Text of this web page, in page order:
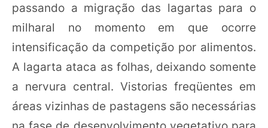
passando a migração das lagartas para o
milharal no momento em que ocorre
intensificação da competição por alimentos.
A lagarta ataca as folhas, deixando somente
a nervura central. Vistorias freqüentes em
áreas vizinhas de pastagens são necessárias